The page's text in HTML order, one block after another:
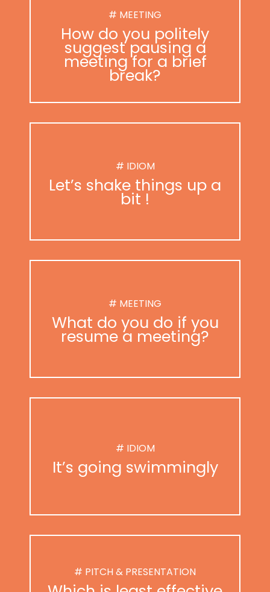
# MEETING
How do you politely
suggest pausing a
meeting for a brief
break?
# IDIOM
Let’s shake things up a
bit !
# MEETING
What do you do if you
resume a meeting?
# IDIOM
It’s going swimmingly
# PITCH & PRESENTATION